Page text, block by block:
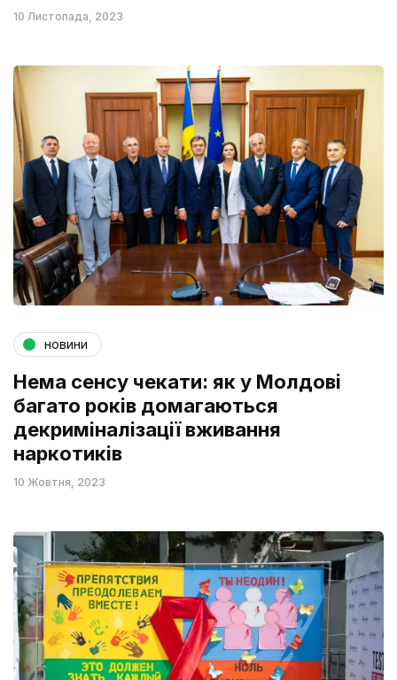
10 Листопада, 2023
новини
Нема сенсу чекати: як у Молдові
багато років домагаються
декриміналізації вживання
наркотиків
10 Жовтня, 2023